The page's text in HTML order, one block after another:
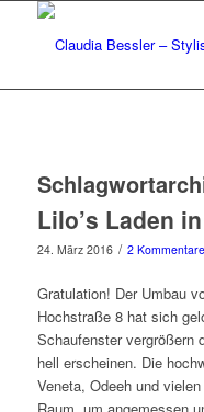
Lilo’s Laden
24. März 2016 / 2 Kommentare
Gratulation! Der Umbau
Hochstraße 8 hat sich
Schaufenster vergrößern
hell erscheinen. Die
Veneta, Odeeh und